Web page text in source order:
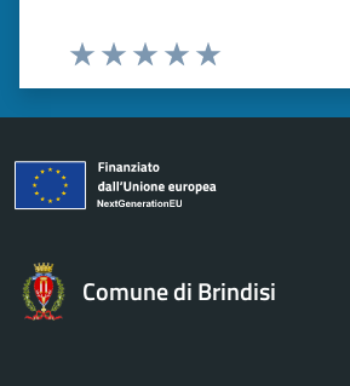
Valuta 5 stelle su 5
Valuta 4 stelle su 5
Valuta 3 stelle su 5
Valuta 2 stelle su 5
Valuta 1 stelle su 5
Comune di Brindisi